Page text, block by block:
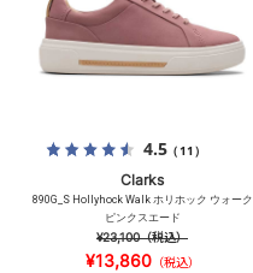
4.5（11）
Clarks
890G_S Hollyhock Walk ホリホック ウォーク
ピンクスエード
¥23,100（税込）
¥13,860（税込）